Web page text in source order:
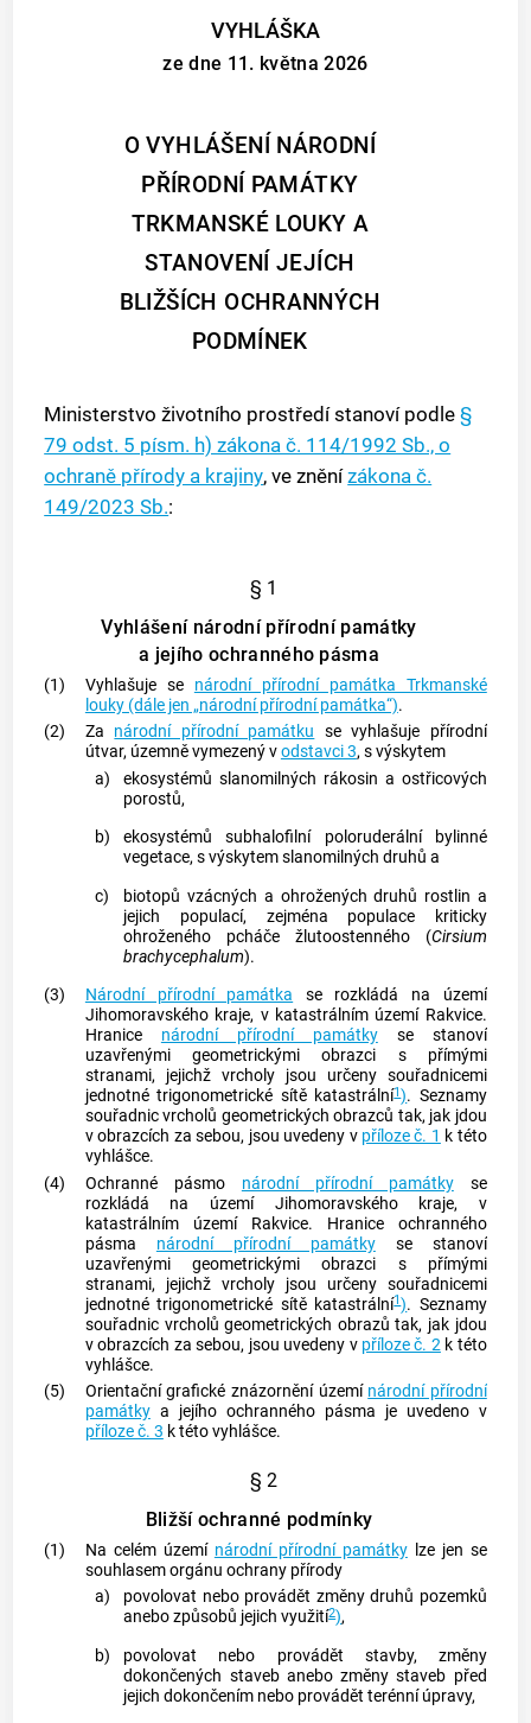
VYHLÁŠKA
ze dne 11. května 2026
O VYHLÁŠENÍ NÁRODNÍ
PŘÍRODNÍ PAMÁTKY
TRKMANSKÉ LOUKY A
STANOVENÍ JEJÍCH
BLIŽŠÍCH OCHRANNÝCH
PODMÍNEK
Ministerstvo životního prostředí stanoví podle§
79 odst. 5 písm. h) zákona č. 114/1992 Sb., o
ochraně přírody a krajiny, ve zněnízákona č.
149/2023 Sb.:
§ 1
Vyhlášení národní přírodní památky
a jejího ochranného pásma
(1) Vyhlašuje se národní přírodní památka Trkmanské
louky (dále jen „národní přírodní památka“).
(2)
Za národní přírodní památku se vyhlašuje přírodní
útvar, územně vymezený vodstavci 3, s výskytem
a)
ekosystémů slanomilných rákosin a ostřicových
porostů,
b)
ekosystémů subhalofilní poloruderální bylinné
vegetace, s výskytem slanomilných druhů a
c)
biotopů vzácných a ohrožených druhů rostlin a
jejich populací, zejména populace kriticky
ohroženého pcháče žlutoostenného (Cirsium
brachycephalum).
(3)
Národní přírodní památka se rozkládá na území
Jihomoravského kraje, v katastrálním území Rakvice.
Hranice národní přírodní památkyse stanoví
uzavřenými geometrickými obrazci s přímými
stranami, jejichž vrcholy jsou určeny souřadnicemi
jednotné trigonometrické sítě katastrální1). Seznamy
souřadnic vrcholů geometrických obrazců tak, jak jdou
v obrazcích za sebou, jsou uvedeny v příloze č. 1 k této
vyhlášce.
(4)
Ochranné pásmo národní přírodní památkyse
rozkládá na území Jihomoravského kraje, v
katastrálním území Rakvice. Hranice ochranného
pásma národní přírodní památkyse stanoví
uzavřenými geometrickými obrazci s přímými
stranami, jejichž vrcholy jsou určeny souřadnicemi
jednotné trigonometrické sítě katastrální1). Seznamy
souřadnic vrcholů geometrických obrazů tak, jak jdou
v obrazcích za sebou, jsou uvedeny v příloze č. 2k této
vyhlášce.
(5)
Orientační grafické znázornění území národní přírodní
památkya jejího ochranného pásma je uvedeno v
příloze č. 3 k této vyhlášce.
§ 2
Bližší ochranné podmínky
(1) Na celém území národní přírodní památkylze jen se
souhlasem orgánu ochrany přírody
a)
povolovat nebo provádět změny druhů pozemků
anebo způsobů jejich využití2),
b)
povolovat nebo provádět stavby, změny
dokončených staveb anebo změny staveb před
jejich dokončením nebo provádět terénní úpravy,